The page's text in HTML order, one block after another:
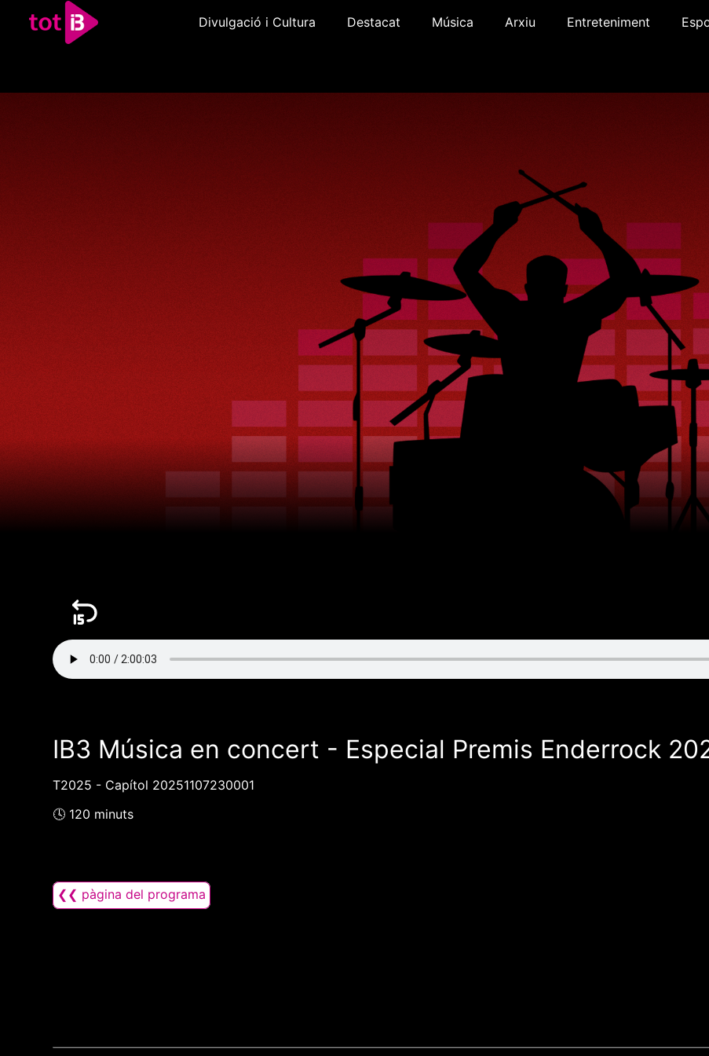
Divulgació i Cultura Destacat Música Arxiu Entreteniment
IB3 Música en concert - Especial Premis Enderrock
T2025 - Capítol 20251107230001
🕓 120 minuts
❮❮ pàgina del programa